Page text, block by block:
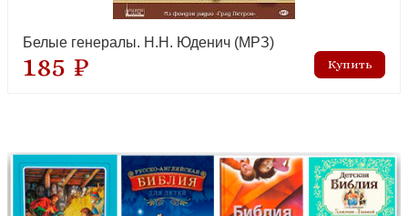
Белые генералы. Н.Н. Юденич (МРЗ)
185 ₽